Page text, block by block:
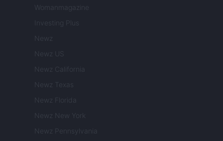
Womanmagazine
Investing Plus
Newz
Newz US
Newz California
Newz Texas
Newz Florida
Newz New York
Newz Pennsylvania